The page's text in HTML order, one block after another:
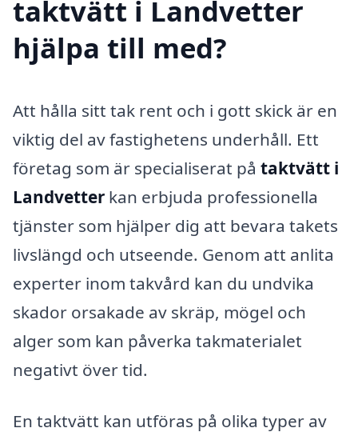
taktvätt i Landvetter
hjälpa till med?
Att hålla sitt tak rent och i gott skick är en
viktig del av fastighetens underhåll. Ett
företag som är specialiserat på taktvätt i
Landvetter kan erbjuda professionella
tjänster som hjälper dig att bevara takets
livslängd och utseende. Genom att anlita
experter inom takvård kan du undvika
skador orsakade av skräp, mögel och
alger som kan påverka takmaterialet
negativt över tid.
En taktvätt kan utföras på olika typer av